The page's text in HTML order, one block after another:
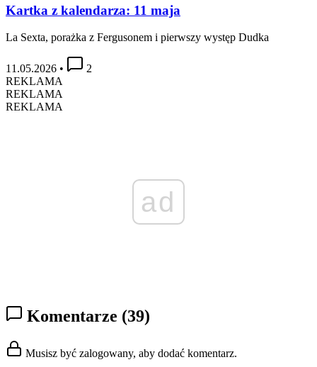
Kartka z kalendarza: 11 maja
La Sexta, porażka z Fergusonem i pierwszy występ Dudka
11.05.2026 •
2
REKLAMA
REKLAMA
REKLAMA
ad
Komentarze (39)
Musisz być zalogowany, aby dodać komentarz.